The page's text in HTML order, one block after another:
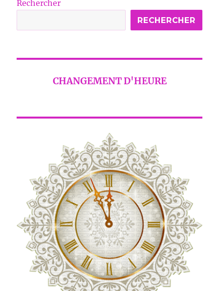
Rechercher
RECHERCHER
CHANGEMENT D'HEURE